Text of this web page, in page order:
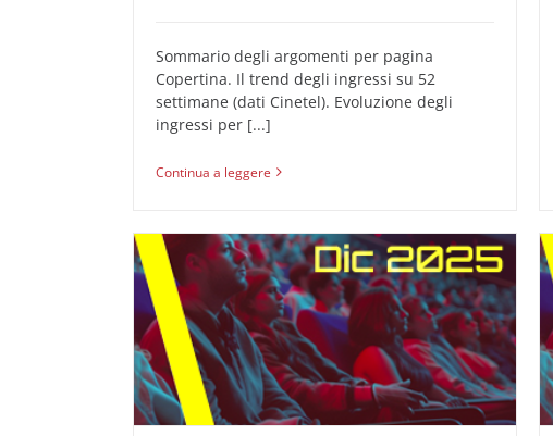
Sommario degli argomenti per pagina
Copertina. Il trend degli ingressi su 52
settimane (dati Cinetel). Evoluzione degli
ingressi per [...]
Continua a leggere
AGGIORNAMENTO AUDIMOVIE Il Profilo degli
Spettatori delle Sale Cinematografiche \
DICEMBRE 2025
AUDIMOVIE Ricerche Pubblicità Cinema Il Profilo
degli Spettatori delle Sale Cinematografiche